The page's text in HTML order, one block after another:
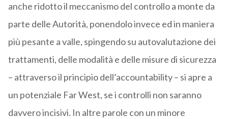
anche ridotto il meccanismo del controllo a monte da
parte delle Autorità, ponendolo invece ed in maniera
più pesante a valle, spingendo su autovalutazione dei
trattamenti, delle modalità e delle misure di sicurezza
– attraverso il principio dell’accountability – si apre a
un potenziale Far West, se i controlli non saranno
davvero incisivi. In altre parole con un minore